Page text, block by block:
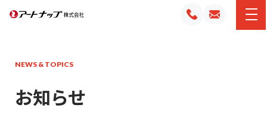
NEWS & TOPICS
お知らせ